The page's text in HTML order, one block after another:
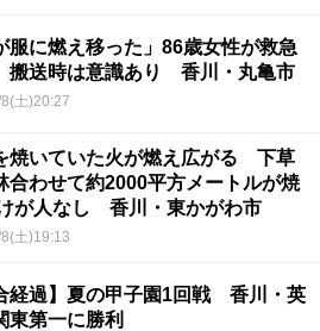
服に燃え移った」86歳女性が救急
送時は意識あり 香川・丸亀市
土)20:27
焼いていた火が燃え広がる 下草
合わせて約2000平方メートルが焼
が人なし 香川・東かがわ市
土)19:13
経過】夏の甲子園1回戦 香川・英
東第一に勝利